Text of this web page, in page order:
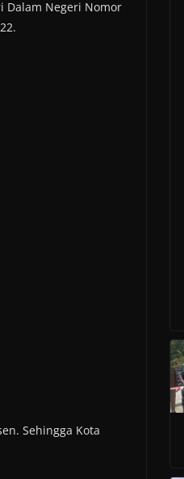
Dalam Negeri Nomor
Sehingga Kota